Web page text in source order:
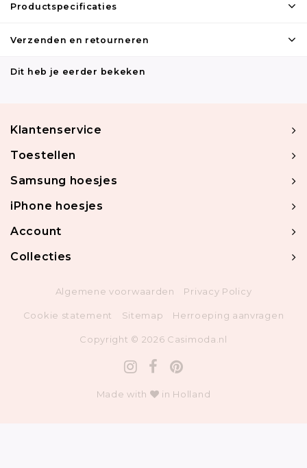
Productspecificaties
Verzenden en retourneren
Dit heb je eerder bekeken
Klantenservice
Toestellen
Samsung hoesjes
iPhone hoesjes
Account
Collecties
Algemene voorwaarden Privacy Policy
Cookie statement Sitemap Herroeping aanvragen
Copyright © 2026 Casimoda.nl
Made with in Holland